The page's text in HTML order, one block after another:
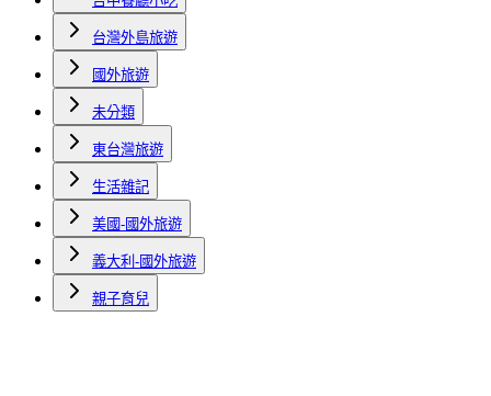
台灣外島旅遊
國外旅遊
未分類
東台灣旅遊
生活雜記
美國-國外旅遊
義大利-國外旅遊
親子育兒